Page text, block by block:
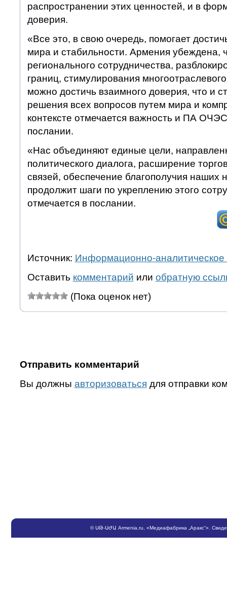
распространении этих ценностей, и в
доверия.
«Все это, в свою очередь, помогает
мира и стабильности. Армения убеждена,
регионального сотрудничества,
границ, стимулирования
можно достичь взаимного доверия, что и
решения всех вопросов путем мира и
контексте отмечается важность и ПА
послании.
«Нас объединяют единые цели,
политического диалога, расширение
связей, обеспечение благополучия наших
продолжит шаги по укреплению этого
отмечается в послании.
Источник: Информационно-аналитическое
Оставить комментарий или обратную
(Пока оценок нет)
Отправить комментарий
Вы должны авторизоваться для отправки
©ՍԹ-ՍԺԱ Armenia.ru , «Медиафабрика „Аракс“».